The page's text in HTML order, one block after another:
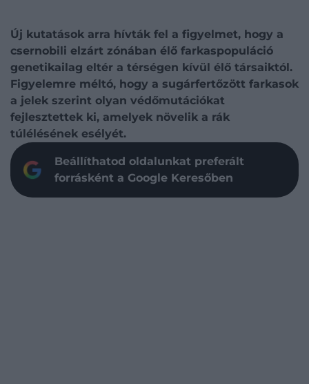
Új kutatások arra hívták fel a figyelmet, hogy a
csernobili elzárt zónában élő farkaspopuláció
genetikailag eltér a térségen kívül élő társaiktól.
Figyelemre méltó, hogy a sugárfertőzött farkasok
a jelek szerint olyan védőmutációkat
fejlesztettek ki, amelyek növelik a rák
túlélésének esélyét.
Beállíthatod oldalunkat preferált
forrásként a Google Keresőben